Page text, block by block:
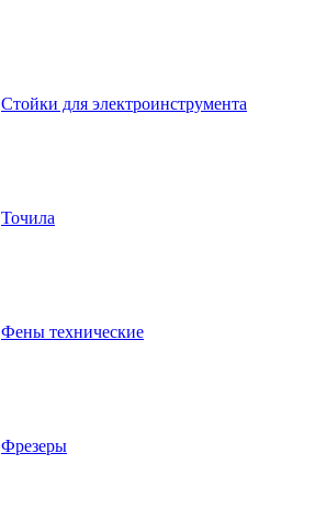
Стойки для электроинструмента
Точила
Фены технические
Фрезеры